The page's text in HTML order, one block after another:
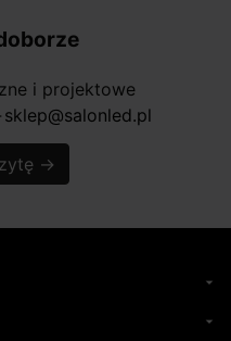
i projektowe
sklep@salonled.pl
→
arrow_drop_down
arrow_drop_down